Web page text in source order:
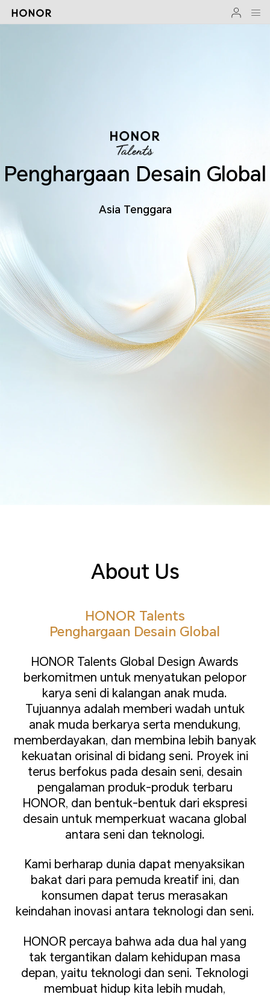
Penghargaan Desain Global
Asia Tenggara
About Us
HONOR Talents
Penghargaan Desain Global
HONOR Talents Global Design Awards
berkomitmen untuk menyatukan pelopor
karya seni di kalangan anak muda.
Tujuannya adalah memberi wadah untuk
anak muda berkarya serta mendukung,
memberdayakan, dan membina lebih banyak
kekuatan orisinal di bidang seni. Proyek ini
terus berfokus pada desain seni, desain
pengalaman produk-produk terbaru
HONOR, dan bentuk-bentuk dari ekspresi
desain untuk memperkuat wacana global
antara seni dan teknologi.
Kami berharap dunia dapat menyaksikan
bakat dari para pemuda kreatif ini, dan
konsumen dapat terus merasakan
keindahan inovasi antara teknologi dan seni.
HONOR percaya bahwa ada dua hal yang
tak tergantikan dalam kehidupan masa
depan, yaitu teknologi dan seni. Teknologi
membuat hidup kita lebih mudah,